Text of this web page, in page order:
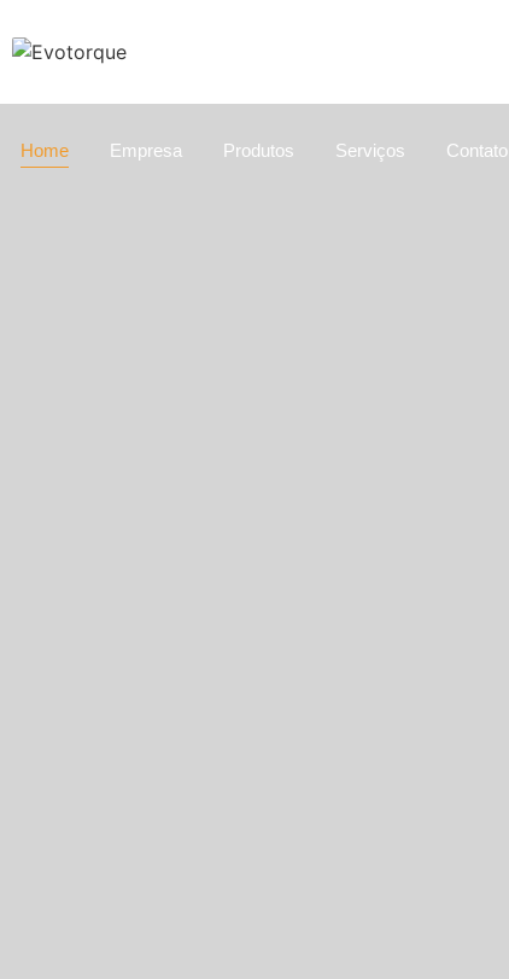
Home Empresa Produtos Serviços Contato